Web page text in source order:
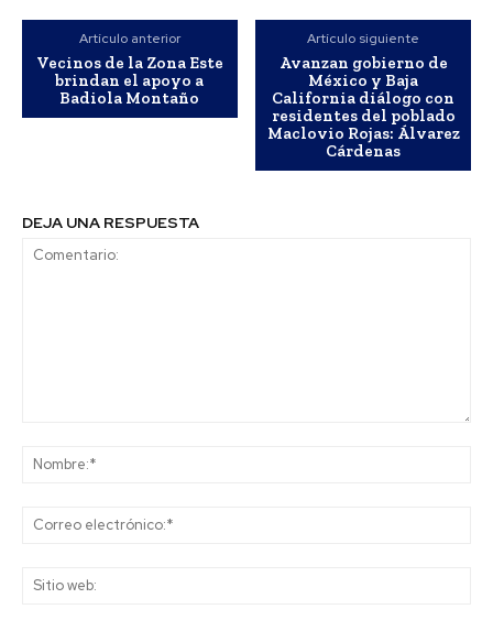
Artículo anterior
Vecinos de la Zona Este
brindan el apoyo a
Badiola Montaño
Artículo siguiente
Avanzan gobierno de
México y Baja
California diálogo con
residentes del poblado
Maclovio Rojas: Álvarez
Cárdenas
DEJA UNA RESPUESTA